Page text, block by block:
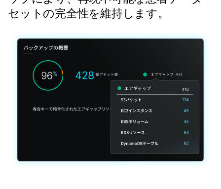
セットの完全性を維持します。